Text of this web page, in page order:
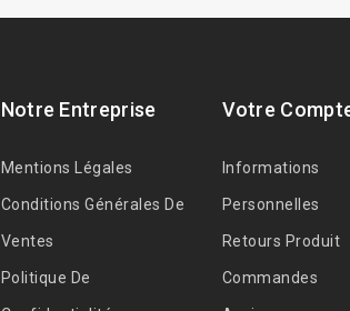
Notre Entreprise
Mentions Légales
Conditions Générales De
Ventes
Politique De
Votre
Informations
Personnelles
Retours Produit
Commandes